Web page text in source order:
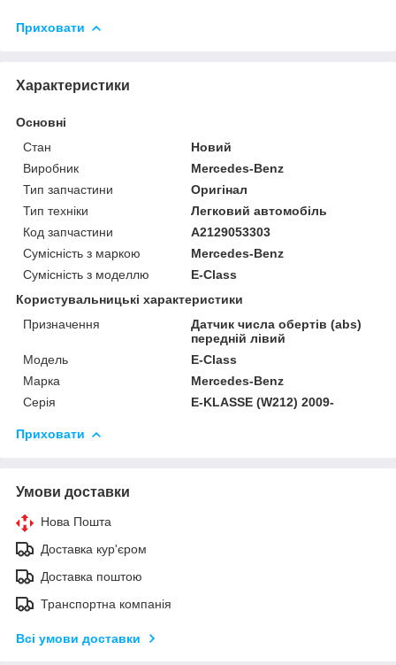
Приховати
Характеристики
Основні
Стан
Новий
Виробник
Mercedes-Benz
Тип запчастини
Оригінал
Тип техніки
Легковий автомобіль
Код запчастини
A2129053303
Сумісність з маркою
Mercedes-Benz
Сумісність з моделлю
E-Class
Користувальницькі характеристики
Призначення
Датчик числа обертів (abs)
передній лівий
Модель
E-Class
Марка
Mercedes-Benz
Серія
E-KLASSE (W212) 2009-
Приховати
Умови доставки
Нова Пошта
Доставка кур'єром
Доставка поштою
Транспортна компанія
Всі умови доставки